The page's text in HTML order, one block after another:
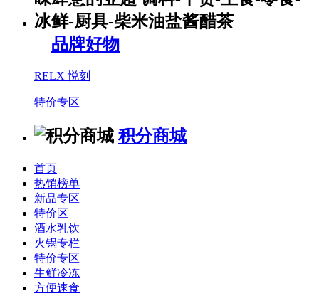
品牌好物
RELX 悦刻
特价专区
积分商城
首页
热销榜单
新品专区
特价区
酒水乳饮
火锅专栏
特价专区
生鲜冷冻
方便速食